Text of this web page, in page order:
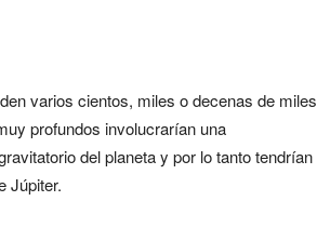
varios cientos, miles o decenas de miles
profundos involucrarían una
del planeta y por lo tanto tendrían
Júpiter.